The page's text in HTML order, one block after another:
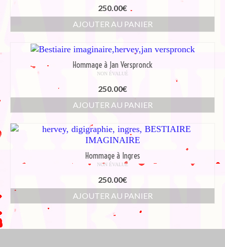
250.00€
AJOUTER AU PANIER
Hommage à Jan Verspronck
NON ÉVALUÉ
250.00€
AJOUTER AU PANIER
Hommage à Ingres
NON ÉVALUÉ
250.00€
AJOUTER AU PANIER